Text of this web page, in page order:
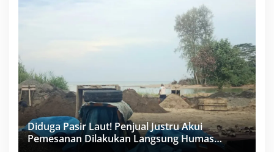
Diduga Pasir Laut! Penjual Justru Akui
Pemesanan Dilakukan Langsung Humas